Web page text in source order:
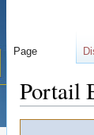
Portail
Page